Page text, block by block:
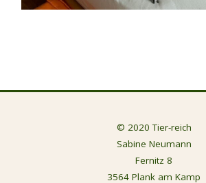
© 2020 Tier-reich
Sabine Neumann
Fernitz 8
3564 Plank am Kamp